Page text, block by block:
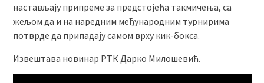
настављају припреме за предстојећа такмичења, са
жељом да и на наредним међународним турнирима
потврде да припадају самом врху кик-бокса.
Извештава новинар РТК Дарко Милошевић.